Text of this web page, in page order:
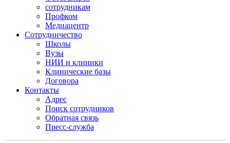
сотрудникам
Профком
Медиацентр
Сотрудничество
Школы
Вузы
НИИ и клиники
Клинические базы
Договора
Контакты
Адрес
Поиск сотрудников
Обратная связь
Пресс-служба